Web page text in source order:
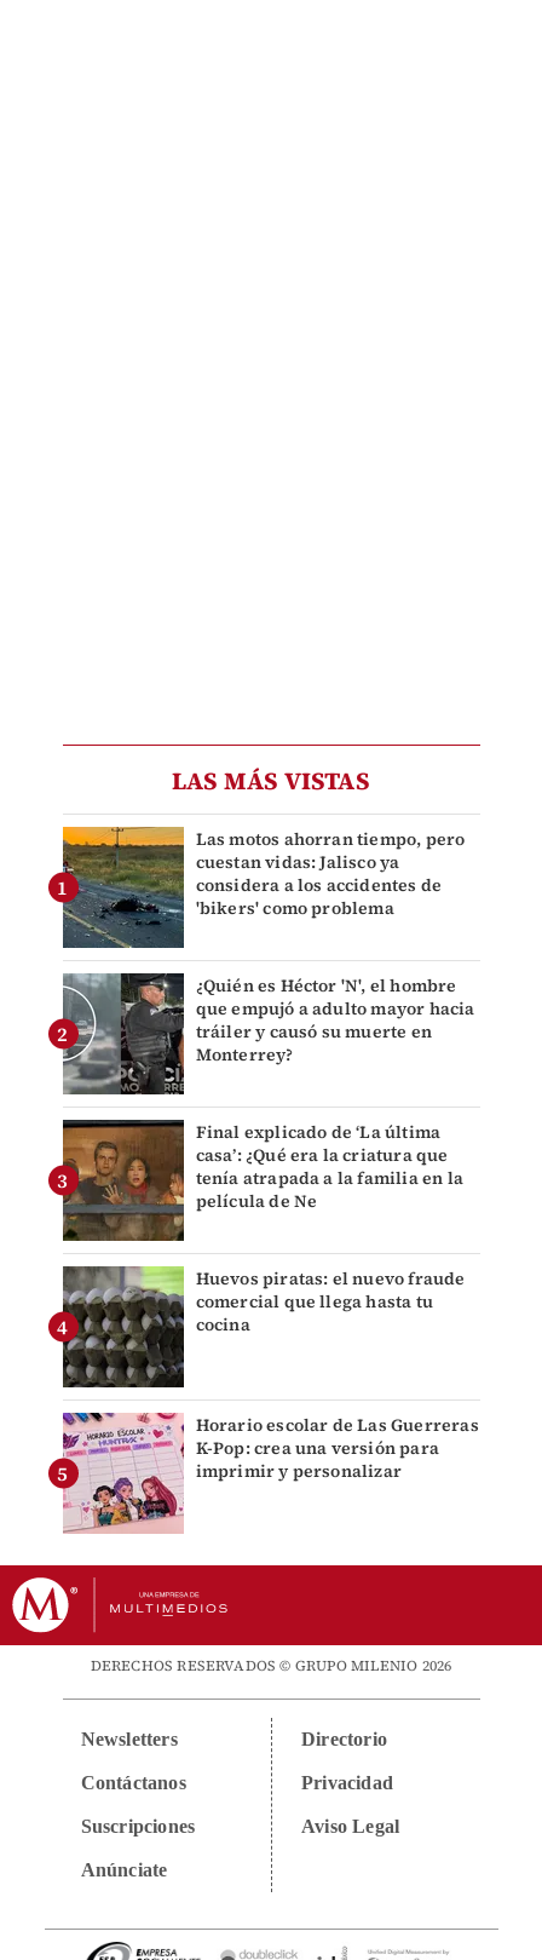
LAS MÁS VISTAS
Las motos ahorran tiempo, pero
cuestan vidas: Jalisco ya
considera a los accidentes de
'bikers' como problema
¿Quién es Héctor 'N', el hombre
que empujó a adulto mayor hacia
tráiler y causó su muerte en
Monterrey?
Final explicado de ‘La última
casa’: ¿Qué era la criatura que
tenía atrapada a la familia en la
película de Ne
Huevos piratas: el nuevo fraude
comercial que llega hasta tu
cocina
Horario escolar de Las Guerreras
K-Pop: crea una versión para
imprimir y personalizar
DERECHOS RESERVADOS © GRUPO MILENIO 2026
Newsletters
Contáctanos
Suscripciones
Anúnciate
Directorio
Privacidad
Aviso Legal